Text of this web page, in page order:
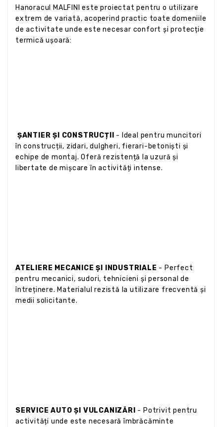
Hanoracul MALFINI este proiectat pentru o utilizare
extrem de variată, acoperind practic toate domeniile
de activitate unde este necesar confort și protecție
termică ușoară:
ȘANTIER ȘI CONSTRUCȚII
- Ideal pentru muncitori
în construcții, zidari, dulgheri, fierari-betoniști și
echipe de montaj. Oferă rezistență la uzură și
libertate de mișcare în activități intense.
ATELIERE MECANICE ȘI INDUSTRIALE - Perfect
pentru mecanici, sudori, tehnicieni și personal de
întreținere. Materialul rezistă la utilizare frecventă și
medii solicitante.
SERVICE AUTO ȘI VULCANIZĂRI - Potrivit pentru
activități unde este necesară îmbrăcăminte